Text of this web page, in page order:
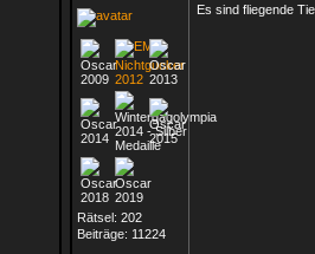
Rätsel: 202
Beiträge: 11224
Es sind fliegende